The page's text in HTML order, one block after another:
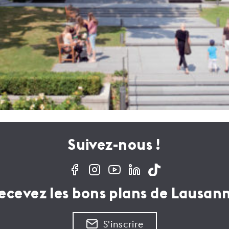
Suivez-nous !
les bons plans de
S'inscrire